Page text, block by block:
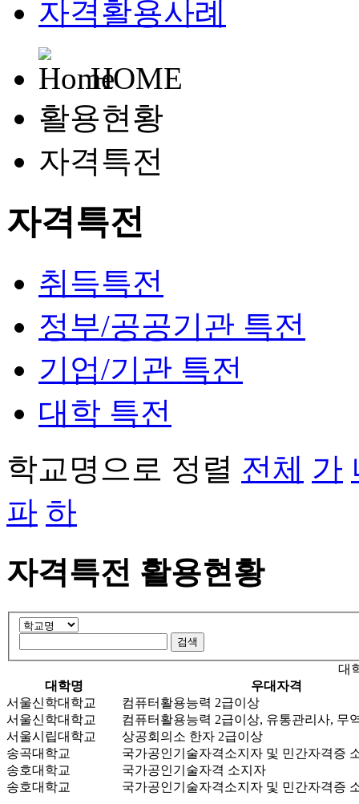
자격활용사례
HOME
활용현황
자격특전
자격특전
취득특전
정부/공공기관 특전
기업/기관 특전
대학 특전
학교명으로 정렬 전체 가
파 하
자격특전 활용현황
대
대학명
우대자격
서울신학대학교
컴퓨터활용능력 2급이상
서울신학대학교
컴퓨터활용능력 2급이상, 유통관리사, 무
서울시립대학교
상공회의소 한자 2급이상
송곡대학교
국가공인기술자격소지자 및 민간자격증
송호대학교
국가공인기술자격 소지자
송호대학교
국가공인기술자격소지자 및 민간자격증